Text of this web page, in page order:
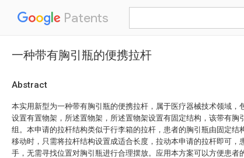
Patents
一种带有胸引瓶的便携拉杆
Abstract
本实用新型为一种带有胸引瓶的便携拉杆，属于医疗器械技术领域，
设置有置物架，所述置物架，所述置物架设置有固定结构，该带有胸
组。本申请的拉杆结构类似于行李箱的拉杆，患者的胸引瓶由固定结
移动时，只需将拉杆结构设置成适合长度，拉动本申请的拉杆即可，
手，无需寻找位置对胸引瓶进行合理摆放。应用本方案可以方便患者